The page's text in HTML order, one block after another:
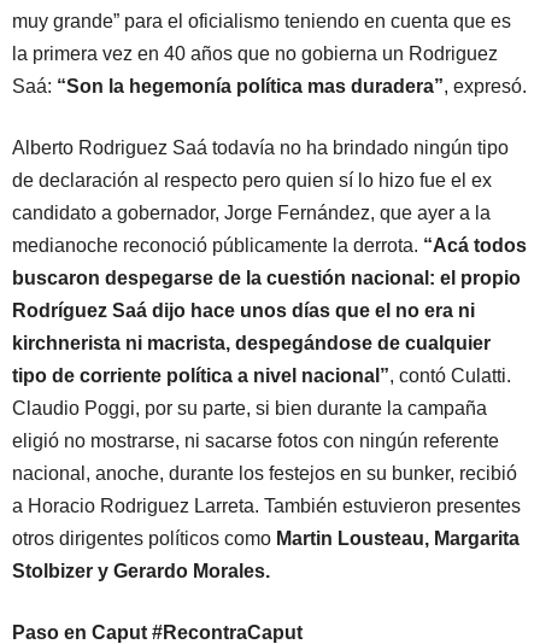
muy grande” para el oficialismo teniendo en cuenta que es
la primera vez en 40 años que no gobierna un Rodriguez
Saá: “Son la hegemonía política mas duradera”, expresó.
Alberto Rodriguez Saá todavía no ha brindado ningún tipo
de declaración al respecto pero quien sí lo hizo fue el ex
candidato a gobernador, Jorge Fernández, que ayer a la
medianoche reconoció públicamente la derrota. “Acá todos
buscaron despegarse de la cuestión nacional: el propio
Rodríguez Saá dijo hace unos días que el no era ni
kirchnerista ni macrista, despegándose de cualquier
tipo de corriente política a nivel nacional”, contó Culatti.
Claudio Poggi, por su parte, si bien durante la campaña
eligió no mostrarse, ni sacarse fotos con ningún referente
nacional, anoche, durante los festejos en su bunker, recibió
a Horacio Rodriguez Larreta. También estuvieron presentes
otros dirigentes políticos como Martin Lousteau, Margarita
Stolbizer y Gerardo Morales.
Paso en Caput #RecontraCaput